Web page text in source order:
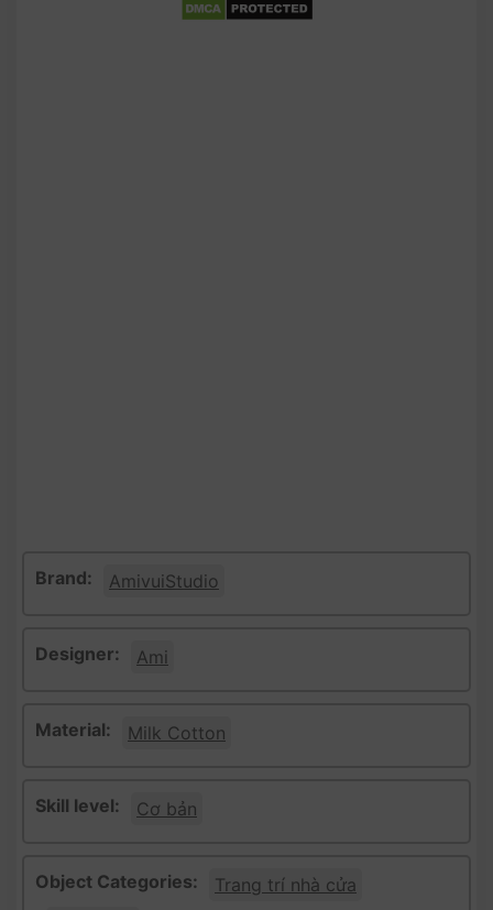
Brand: AmivuiStudio
Designer: Ami
Material: Milk Cotton
Skill level: Cơ bản
Object Categories:
Trang trí nhà cửa